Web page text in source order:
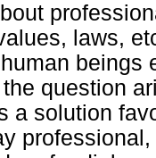
laws,
beings
question
a solution